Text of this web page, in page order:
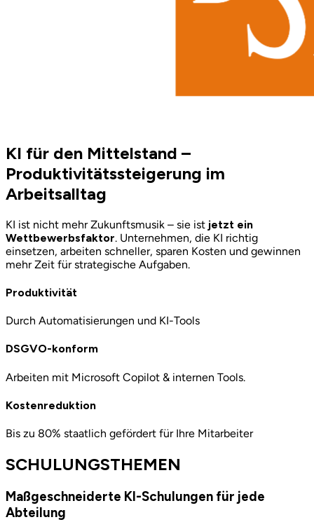
KI für den Mittelstand –
Produktivitätssteigerung im
Arbeitsalltag
KI ist nicht mehr Zukunftsmusik – sie ist jetzt ein
Wettbewerbsfaktor. Unternehmen, die KI richtig
einsetzen, arbeiten schneller, sparen Kosten und gewinnen
mehr Zeit für strategische Aufgaben.
Produktivität
Durch Automatisierungen und KI-Tools
DSGVO-konform
Arbeiten mit Microsoft Copilot & internen Tools.
Kostenreduktion
Bis zu 80% staatlich gefördert für Ihre Mitarbeiter
SCHULUNGSTHEMEN
Maßgeschneiderte KI-Schulungen für jede
Abteilung